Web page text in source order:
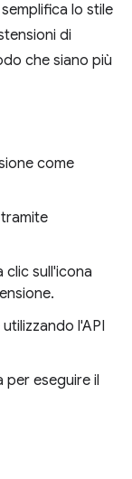
lo stile
di
che siano più
come
clic sull'icona
l'API
per eseguire il